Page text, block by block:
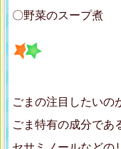
〇野菜のスープ煮
ごまの注目したいの
ごま特有の成分であ